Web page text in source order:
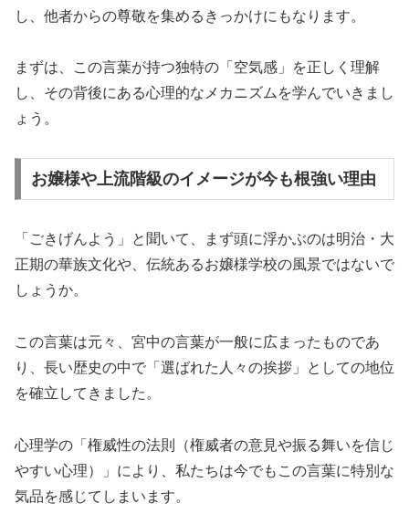
し、他者からの尊敬を集めるきっかけにもなります。
まずは、この言葉が持つ独特の「空気感」を正しく理解
し、その背後にある心理的なメカニズムを学んでいきまし
ょう。
お嬢様や上流階級のイメージが今も根強い理由
「ごきげんよう」と聞いて、まず頭に浮かぶのは明治・大
正期の華族文化や、伝統あるお嬢様学校の風景ではないで
しょうか。
この言葉は元々、宮中の言葉が一般に広まったものであ
り、長い歴史の中で「選ばれた人々の挨拶」としての地位
を確立してきました。
心理学の「権威性の法則（権威者の意見や振る舞いを信じ
やすい心理）」により、私たちは今でもこの言葉に特別な
気品を感じてしまいます。